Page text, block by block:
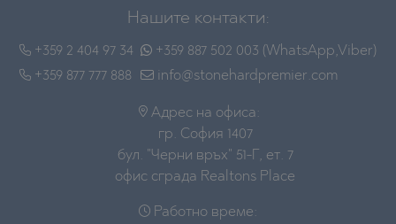
Нашите контакти:
+359 2 404 97 34
+359 877 777 888
+359 887 502 003 (WhatsApp,Viber)
info@stonehardpremier.com
Адрес на офиса:
гр. София 1407
бул. "Черни връх" 51-Г, ет. 7
офис сграда Realtons Place
Работно време: